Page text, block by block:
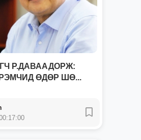
Р.ДАВААДОРЖ:
ӨДӨР ШӨ...